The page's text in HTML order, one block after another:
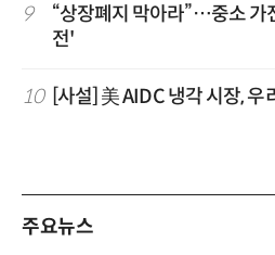
9
“상장폐지 막아라”…중소 가
전'
10 [사설] 美 AIDC 냉각 시장, 우
주요뉴스